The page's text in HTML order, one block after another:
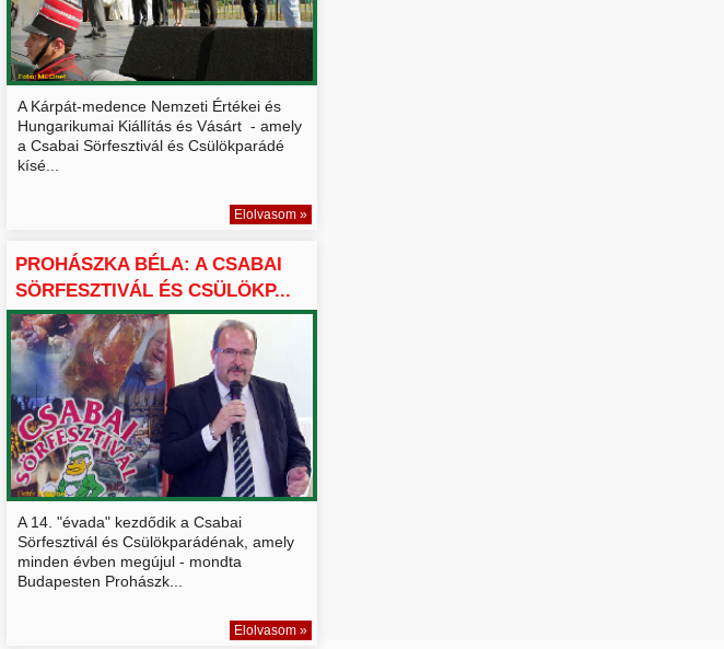
A Kárpát-medence Nemzeti Értékei és
Hungarikumai Kiállítás és Vásárt - amely
a Csabai Sörfesztivál és Csülökparádé
kísé...
Elolvasom »
PROHÁSZKA BÉLA: A CSABAI
SÖRFESZTIVÁL ÉS CSÜLÖKP...
A 14. "évada" kezdődik a Csabai
Sörfesztivál és Csülökparádénak, amely
minden évben megújul - mondta
Budapesten Prohászk...
Elolvasom »